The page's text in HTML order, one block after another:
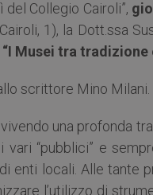
del Collegio Cairoli”,
1), la Dott.ssa
“I Musei tra tradizione
scrittore Mino Milani.
una profonda
“pubblici” e
enti locali. Alle tante
l’utilizzo di